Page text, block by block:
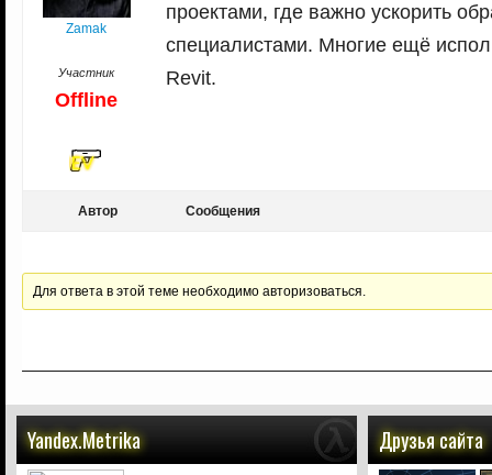
Zamak
Участник
Offline
проектами, где важно ускорить
специалистами. Многие ещё
Revit.
Автор Сообщения
Для ответа в этой теме необходимо авторизоваться.
Yandex.Metrika Друзья сайта